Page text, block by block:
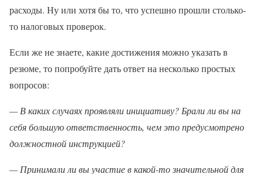
расходы. Ну или хотя бы то, что успешно прошли столько-
то налоговых проверок.
Если же не знаете, какие достижения можно указать в
резюме, то попробуйте дать ответ на несколько простых
вопросов:
— В каких случаях проявляли инициативу? Брали ли вы на
себя большую ответственность, чем это предусмотрено
должностной инструкцией?
— Принимали ли вы участие в какой-то значительной для